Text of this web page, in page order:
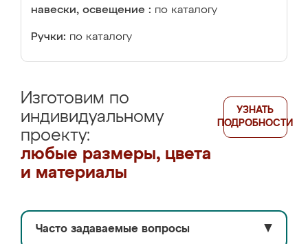
навески, освещение : по каталогу
Ручки: по каталогу
Изготовим по
индивидуальному
проекту:
любые размеры, цвета
и материалы
УЗНАТЬ
ПОДРОБНОСТИ
Часто задаваемые вопросы ▼